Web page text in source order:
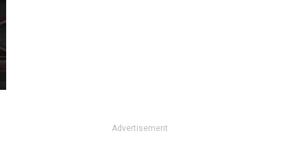
Advertisement